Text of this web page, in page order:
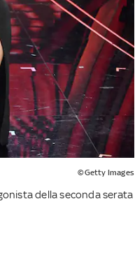
©Getty Images
della seconda serata